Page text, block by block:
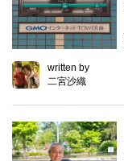
written by
二宮沙織